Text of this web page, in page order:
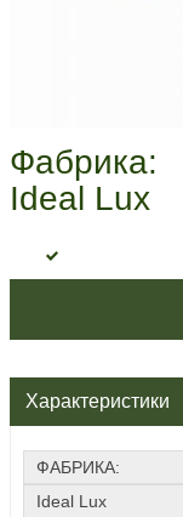
Фабрика:
Ideal Lux
Характеристики
ФАБРИКА:
Ideal Lux